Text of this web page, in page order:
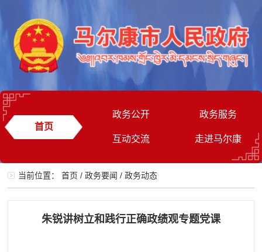
首页
政务公开 政务服务
互动交流 走进马尔康
当前位置：首页 /政务要闻 /政务动态
朱锐讲树立和践行正确政绩观专题党课